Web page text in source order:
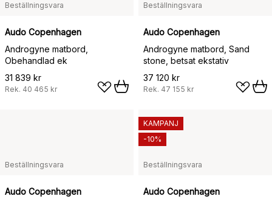
Beställningsvara
Audo Copenhagen
Androgyne matbord,
Obehandlad ek
31 839 kr
Rek. 40 465 kr
Beställningsvara
Audo Copenhagen
Androgyne matbord, Sand
stone, betsat ekstativ
37 120 kr
Rek. 47 155 kr
Beställningsvara
Audo Copenhagen
Beställningsvara
Audo Copenhagen
KAMPANJ
-10%